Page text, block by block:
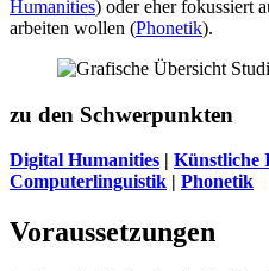
Humanities) oder eher fokussiert
arbeiten wollen (Phonetik).
zu den Schwerpunkten
Digital Humanities | Künstliche
Computerlinguistik | Phonetik
Voraussetzungen